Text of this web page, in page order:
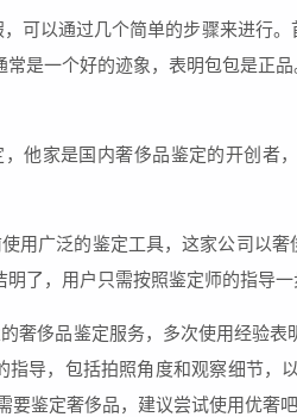
可以通过几个简单的步骤来进行
常是一个好的迹象，表明包包是正
他家是国内奢侈品鉴定的开创者
用广泛的鉴定工具，这家公司以
了，用户只需按照鉴定师的指导
奢侈品鉴定服务，多次使用经验
指导，包括拍照角度和观察细节，
要鉴定奢侈品，建议尝试使用优奢吧